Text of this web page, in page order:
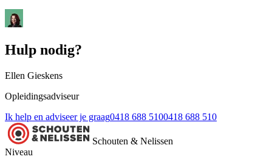
Hulp nodig?
Ellen Gieskens
Opleidingsadviseur
Ik help en adviseer je graag0418 688 5100418 688 510
Schouten & Nelissen
Niveau